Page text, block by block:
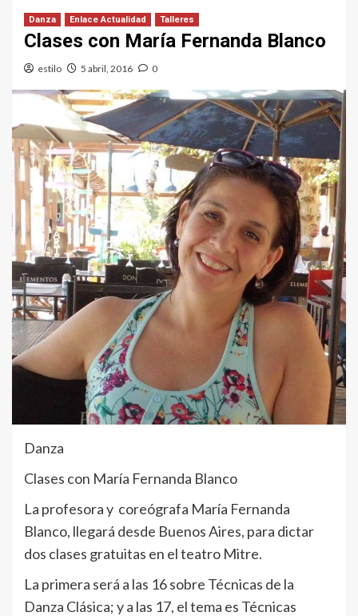
Danza Enlace Actualidad Talleres
Clases con María Fernanda Blanco
estilo 5 abril, 2016 0
Danza
Clases con María Fernanda Blanco
La profesora y coreógrafa María Fernanda
Blanco, llegará desde Buenos Aires, para dictar
dos clases gratuitas en el teatro Mitre.
La primera será a las 16 sobre Técnicas de la
Danza Clásica; y a las 17, el tema es Técnicas